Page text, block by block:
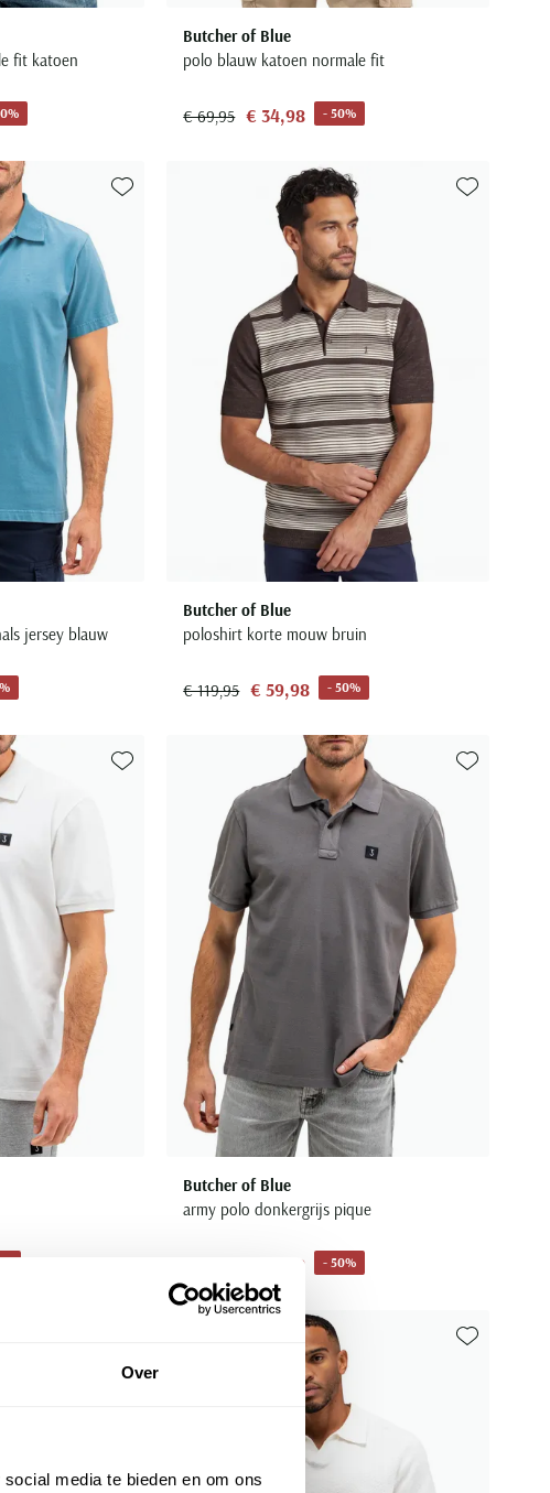
Over
media te bieden en om ons
fit katoen
Butcher of Blue
polo blauw katoen normale fit
€ 69,95 € 34,98 - 50%
jersey blauw
Toevoegen aan favorieten
Butcher of Blue
poloshirt korte mouw bruin
€ 119,95 € 59,98 - 50%
Toevoegen aan favorieten
Butcher of Blue
army polo donkergrijs pique
€ 34,98 - 50%
Toevoegen aan favorieten